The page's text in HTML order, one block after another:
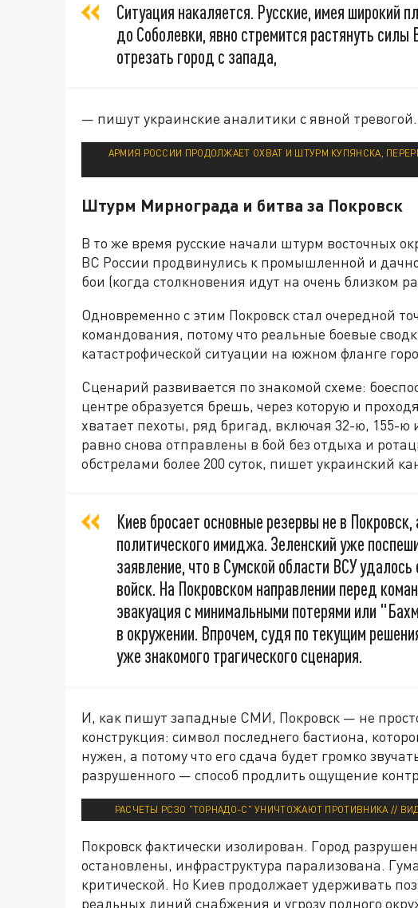
Ситуация накаляется. Русские, имея широкий
до Соболевки, явно стремится растянуть силы
отрезать город с запада,
— пишут украинские аналитики с явной тревогой.
АРМИЯ РОССИИ ПРОДОЛЖАЕТ ОХВАТ И ШТУРМ КУПЯНСКА,
Штурм Мирнограда и битва за Покровск
В то же время русские начали штурм восточных
ВС России продвинулись к промышленной и
бои (когда столкновения идут на очень близком
Одновременно с этим Покровск стал очередной
командования, потому что реальные боевые
катастрофической ситуации на южном фланге
Сценарий развивается по знакомой схеме:
центре образуется брешь, через которую и
хватает пехоты, ряд бригад, включая 32-ю, 155-
равно снова отправлены в бой без отдыха и
обстрелами более 200 суток, пишет украинский
Киев бросает основные резервы не в
политического имиджа. Зеленский уже
заявление, что в Сумской области ВСУ удалось
войск. На Покровском направлении перед
эвакуация с минимальными потерями или
в окружении. Впрочем, судя по текущим
уже знакомого трагического сценария.
И, как пишут западные СМИ, Покровск — не
конструкция: символ последнего бастиона,
нужен, а потому что его сдача будет громко
разрушенного — способ продлить ощущение
РАСЧЕТЫ РСЗО "ТОРНАДО-С" УНИЧТОЖАЮТ ПРОТИВНИКА //
Покровск фактически изолирован. Город
остановлены, инфраструктура парализована.
критической. Но Киев продолжает удерживать
реальных линий снабжения и угрозу полного